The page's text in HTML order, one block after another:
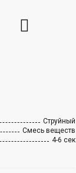
Струйный
Смесь веществ
4-6 сек